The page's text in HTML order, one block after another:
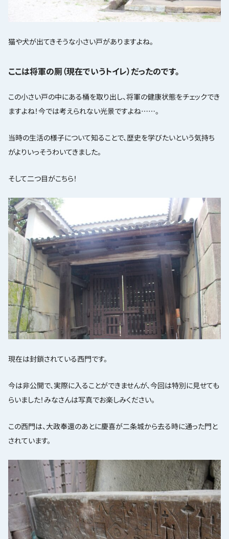
猫や犬が出てきそうな小さい戸がありますよね。
ここは将軍の厠（現在でいうトイレ）だったのです。
この小さい戸の中にある桶を取り出し、将軍の健康状態をチェックでき
ますよね！今では考えられない光景ですよね……。
当時の生活の様子について知ることで、歴史を学びたいという気持ち
がよりいっそうわいてきました。
そして二つ目がこちら！
現在は封鎖されている西門です。
今は非公開で、実際に入ることができませんが、今回は特別に見せても
らいました！みなさんは写真でお楽しみください。
この西門は、大政奉還のあとに慶喜が二条城から去る時に通った門と
されています。